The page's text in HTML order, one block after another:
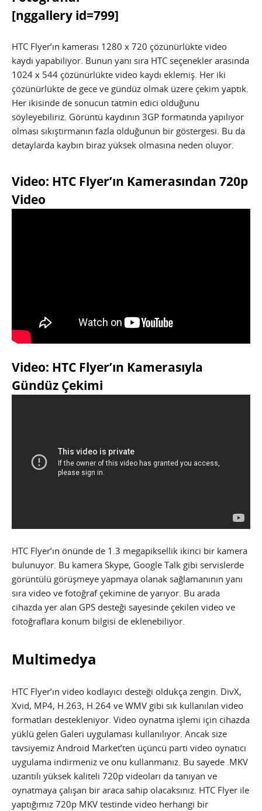
[nggallery id=799]
HTC Flyer’ın kamerası 1280 x 720 çözünürlükte video
kaydı yapabiliyor. Bunun yanı sıra HTC seçenekler arasında
1024 x 544 çözünürlükte video kaydı eklemiş. Her iki
çözünürlükte de gece ve gündüz olmak üzere çekim yaptık.
Her ikisinde de sonucun tatmin edici olduğunu
söyleyebiliriz. Görüntü kaydının 3GP formatında yapılıyor
olması sıkıştırmanın fazla olduğunun bir göstergesi. Bu da
detaylarda kaybın biraz yüksek olmasına neden oluyor.
Video: HTC Flyer’ın Kamerasından 720p
Video
Video: HTC Flyer’ın Kamerasıyla
Gündüz Çekimi
HTC Flyer’ın önünde de 1.3 megapiksellik ikinci bir kamera
bulunuyor. Bu kamera Skype, Google Talk gibi servislerde
görüntülü görüşmeye yapmaya olanak sağlamanının yanı
sıra video ve fotoğraf çekimine de yarıyor. Bu arada
cihazda yer alan GPS desteği sayesinde çekilen video ve
fotoğraflara konum bilgisi de eklenebiliyor.
Multimedya
HTC Flyer’ın video kodlayıcı desteği oldukça zengin. DivX,
Xvid, MP4, H.263, H.264 ve WMV gibi sık kullanılan video
formatları destekleniyor. Video oynatma işlemi için cihazda
yüklü gelen Galeri uygulaması kullanılıyor. Ancak size
tavsiyemiz Android Market’ten üçüncü parti video oynatıcı
uygulama indirmeniz ve onu kullanmanız. Bu sayede .MKV
uzantılı yüksek kaliteli 720p videoları da tanıyan ve
oynatmaya çalışan bir araca sahip olacaksınız. HTC Flyer ile
yaptığımız 720p MKV testinde video herhangi bir